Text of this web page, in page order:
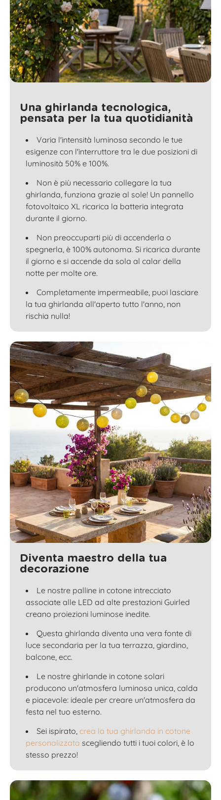
Una ghirlanda tecnologica,
pensata per la tua quotidianità
Varia l'intensità luminosa secondo le tue
esigenze con l'interruttore tra le due posizioni di
luminosità 50% e 100%.
Non è più necessario collegare la tua
ghirlanda, funziona grazie al sole! Un pannello
fotovoltaico XL ricarica la batteria integrata
durante il giorno.
Non preoccuparti più di accenderla o
spegnerla, è 100% autonoma. Si ricarica durante
il giorno e si accende da sola al calar della
notte per molte ore.
Completamente impermeabile, puoi lasciare
la tua ghirlanda all'aperto tutto l'anno, non
rischia nulla!
Diventa maestro della tua
decorazione
Le nostre palline in cotone intrecciato
associate alle LED ad alte prestazioni Guirled
creano proiezioni luminose inedite.
Questa ghirlanda diventa una vera fonte di
luce secondaria per la tua terrazza, giardino,
balcone, ecc.
Le nostre ghirlande in cotone solari
producono un'atmosfera luminosa unica, calda
e piacevole: ideale per creare un'atmosfera da
festa nel tuo esterno.
Sei ispirato, crea la tua ghirlanda in cotone
personalizzata scegliendo tutti i tuoi colori, è lo
stesso prezzo!